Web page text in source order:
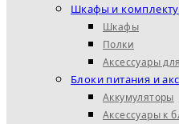
Шкафы и
Шкафы
Полки
Аксессуары
Блоки питания и
Аккумуляторы
Аксессуары к